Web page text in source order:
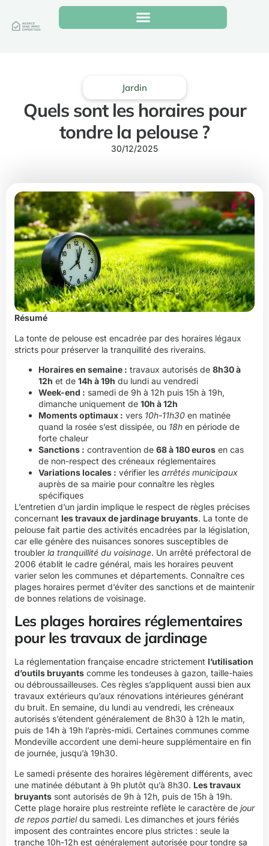
Jardin
Quels sont les horaires pour
tondre la pelouse ?
30/12/2025
Résumé
La tonte de pelouse est encadrée par des horaires légaux
stricts pour préserver la tranquillité des riverains.
Horaires en semaine : travaux autorisés de 8h30 à
12h et de 14h à 19h du lundi au vendredi
Week-end : samedi de 9h à 12h puis 15h à 19h,
dimanche uniquement de 10h à 12h
Moments optimaux : vers 10h-11h30 en matinée
quand la rosée s’est dissipée, ou 18h en période de
forte chaleur
Sanctions : contravention de 68 à 180 euros en cas
de non-respect des créneaux réglementaires
Variations locales : vérifier les arrêtés municipaux
auprès de sa mairie pour connaître les règles
spécifiques
L’entretien d’un jardin implique le respect de règles précises
concernant les travaux de jardinage bruyants. La tonte de
pelouse fait partie des activités encadrées par la législation,
car elle génère des nuisances sonores susceptibles de
troubler la tranquillité du voisinage. Un arrêté préfectoral de
2006 établit le cadre général, mais les horaires peuvent
varier selon les communes et départements. Connaître ces
plages horaires permet d’éviter des sanctions et de maintenir
de bonnes relations de voisinage.
Les plages horaires réglementaires
pour les travaux de jardinage
La réglementation française encadre strictement l’utilisation
d’outils bruyants comme les tondeuses à gazon, taille-haies
ou débroussailleuses. Ces règles s’appliquent aussi bien aux
travaux extérieurs qu’aux rénovations intérieures générant
du bruit. En semaine, du lundi au vendredi, les créneaux
autorisés s’étendent généralement de 8h30 à 12h le matin,
puis de 14h à 19h l’après-midi. Certaines communes comme
Mondeville accordent une demi-heure supplémentaire en fin
de journée, jusqu’à 19h30.
Le samedi présente des horaires légèrement différents, avec
une matinée débutant à 9h plutôt qu’à 8h30. Les travaux
bruyants sont autorisés de 9h à 12h, puis de 15h à 19h.
Cette plage horaire plus restreinte reflète le caractère de jour
de repos partieldu samedi. Les dimanches et jours fériés
imposent des contraintes encore plus strictes : seule la
tranche 10h-12h est généralement autorisée pour tondre sa